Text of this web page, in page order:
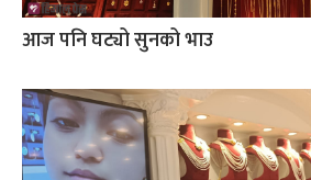
आज पनि घट्यो सुनको भाउ